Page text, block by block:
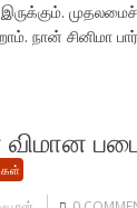
இருக்கும்.
நான் சினிமா
விமான